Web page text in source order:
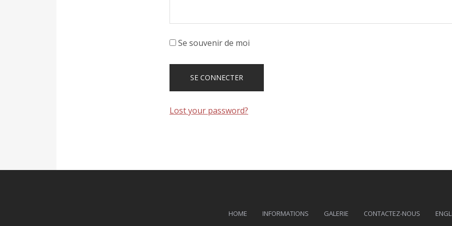
Se souvenir de moi
Lost your password?
HOME INFORMATIONS GALERIE CONTACTEZ-NOUS